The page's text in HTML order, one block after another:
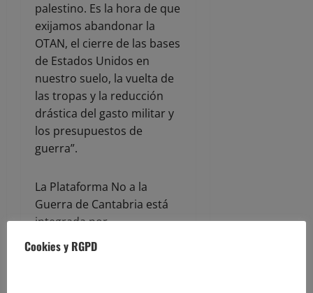
palestino. Es la hora de que
exijamos abandonar la
OTAN, el cierre de las bases
de Estados Unidos en
nuestro suelo, la vuelta de
las tropas y la reducción
drástica del gasto militar y
los presupuestos de
guerra”.
La Plataforma No a la
Guerra de Cantabria está
integrada por
Anticapitalistas Cantabria,
Asamblea Antifascista de
Cookies y RGPD